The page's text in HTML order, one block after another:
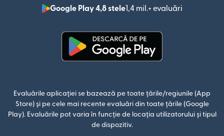
Google Play 4,8 stele1,4 mil.+ evaluări
(se
Evaluările aplicației se bazează pe toate țările/regiunile (App
Store) și pe cele mai recente evaluări din toate țările (Google
Play). Evaluările pot varia în funcție de locația utilizatorului și tipul
de dispozitiv.